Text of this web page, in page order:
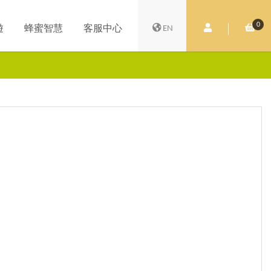
蜂蜜智慧 客服中心 EN 會員中心 0
購